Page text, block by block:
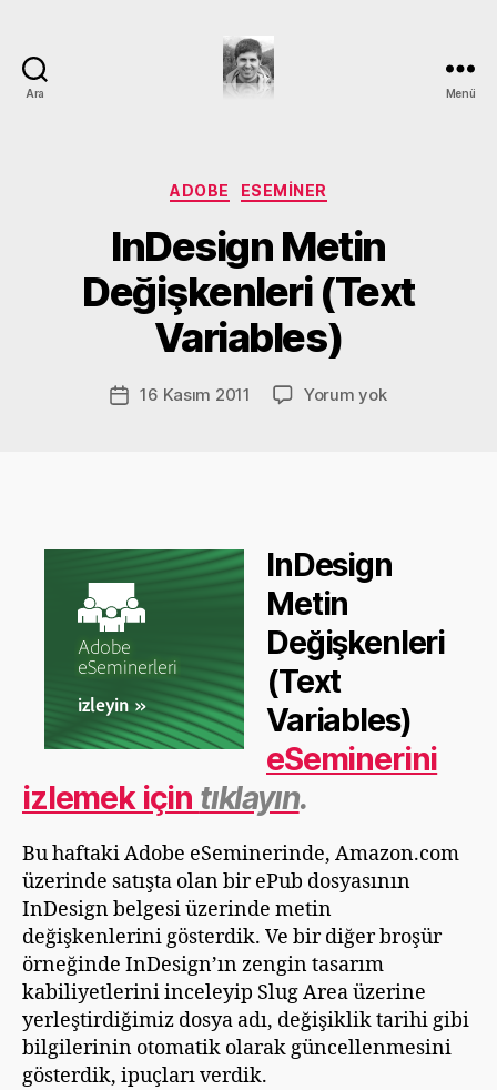
Ara Menü
Kategoriler
ADOBE ESEMINER
InDesign Metin
Değişkenleri (Text
Variables)
Yazının
yazarı
a
z
a
r
D
e
v
ri
ş
Yazı16 Kasım 2011 Yorum yokInDesign
InDesign
Metin
Değişkenleri
(Text
Variables)
eSeminerini
izlemek için tıklayın.
Bu haftaki Adobe eSeminerinde, Amazon.com
üzerinde satışta olan bir ePub dosyasının
InDesign belgesi üzerinde metin
değişkenlerini gösterdik. Ve bir diğer broşür
örneğinde InDesign’ın zengin tasarım
kabiliyetlerini inceleyip Slug Area üzerine
yerleştirdiğimiz dosya adı, değişiklik tarihi gibi
bilgilerinin otomatik olarak güncellenmesini
gösterdik, ipuçları verdik.